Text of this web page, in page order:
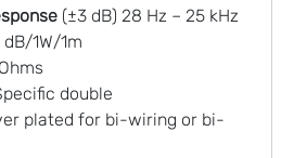
(±3 dB) 28 Hz – 25 kHz
dB/1W/1m
double
plated for bi-wiring or bi-